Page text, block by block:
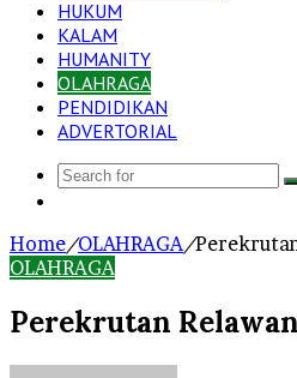
HUKUM
KALAM
HUMANITY
OLAHRAGA
PENDIDIKAN
ADVERTORIAL
Home/OLAHRAGA/
OLAHRAGA
Perekrutan